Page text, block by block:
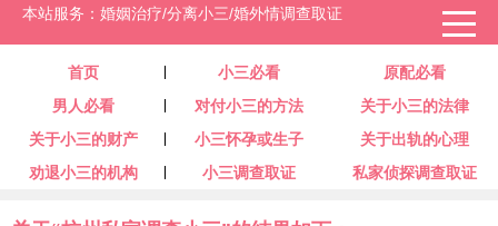
首页 小三必看
原配必看
男人必看
对付小三的方法
关于小三的法律
关于小三的财产
小三怀孕或生子
关于出轨的心理
劝退小三的机构
小三调查取证 私家侦探调查取证
本站服务：婚姻治疗/分离小三/婚外情调查取证